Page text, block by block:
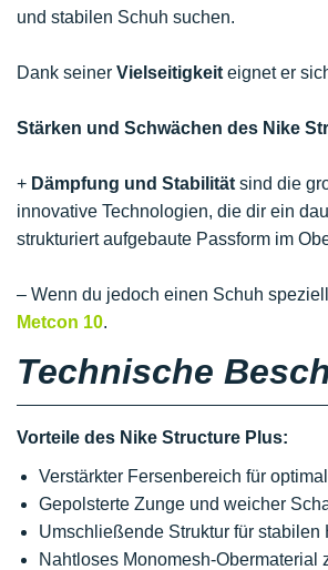
und stabilen Schuh suchen.
Dank seiner Vielseitigkeit eignet er
Stärken und Schwächen des Nike
+ Dämpfung und Stabilität sind die
innovative Technologien, die dir ein
strukturiert aufgebaute Passform im
– Wenn du jedoch einen Schuh
Metcon 10.
Technische
Vorteile des Nike Structure Plus:
Verstärkter Fersenbereich für
Gepolsterte Zunge und weicher
Umschließende Struktur für stabilen
Nahtloses Monomesh-Obermaterial